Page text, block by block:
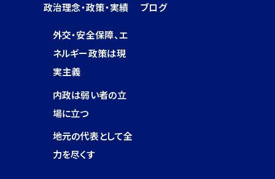
政治理念・政策・実績
外交・安全保障、エ
ネルギー政策は現
実主義
内政は弱い者の立
場に立つ
地元の代表として全
力を尽くす
ブログ